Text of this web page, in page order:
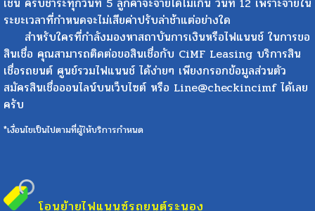
เช่น ครบชำระทุกวันที่ 5 ลูกค้าจะจ่ายได้ไม่เกิน วันที่ 12 เพราะจ่ายใน
ระยะเวลาที่กำหนดจะไม่เสียค่าปรับล่าช้าแต่อย่างใด
สำหรับใครที่กำลังมองหาสถาบันการเงินหรือไฟแนนช์ ในการขอ
สินเชื่อ คุณสามารถติดต่อขอสินเชื่อกับ CiMF Leasing บริการสิน
เชื่อรถยนต์ ศูนย์รวมไฟแนนช์ ได้ง่ายๆ เพียงกรอกข้อมูลส่วนตัว
สมัครสินเชื่อออนไลน์บนเว็บไซต์ หรือ Line@checkincimf ได้เลย
ครับ
*เงื่อนไขเป็นไปตามที่ผู้ให้บริการกำหนด